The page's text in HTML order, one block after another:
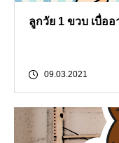
ลูกวัย 1 ขวบ เบื่อ
09.03.2021